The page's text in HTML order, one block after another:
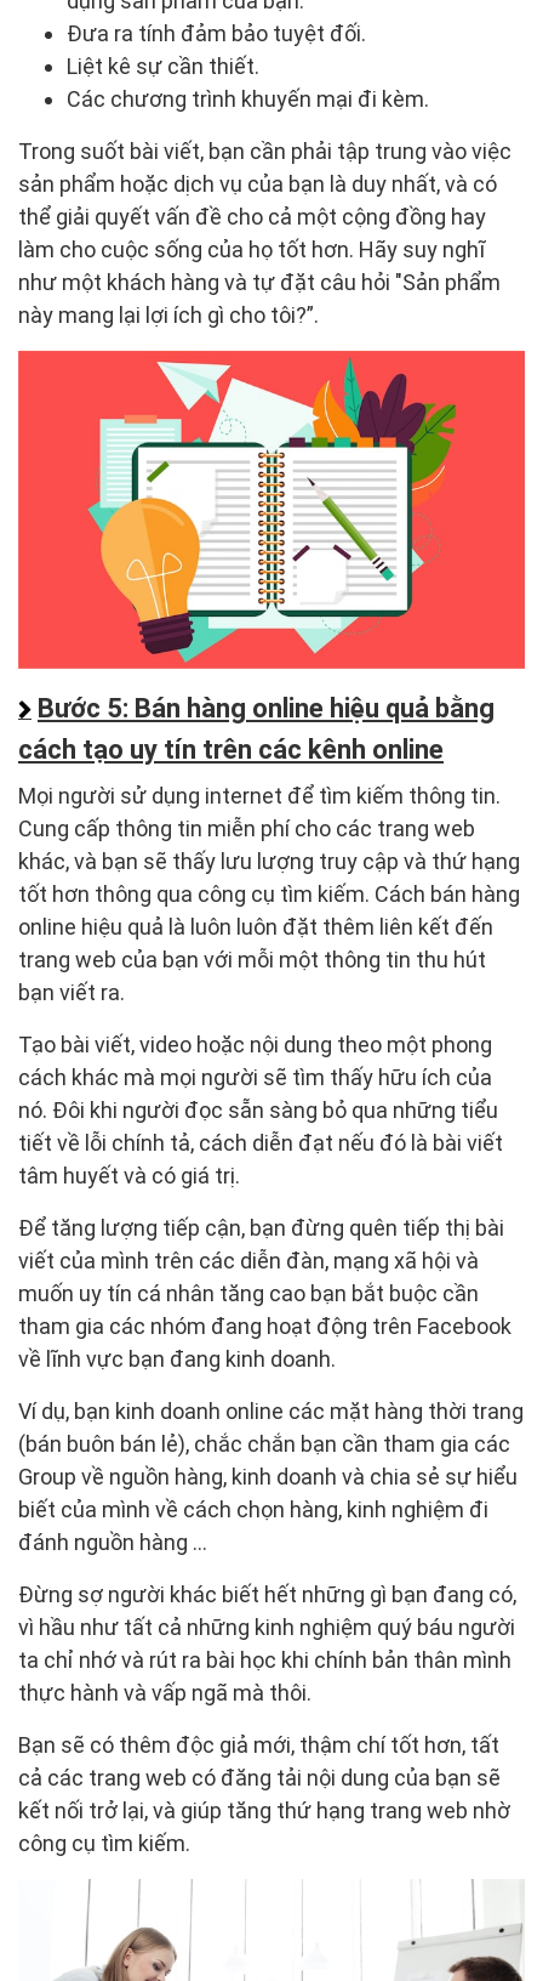
Đưa ra tính đảm bảo tuyệt đối.
Liệt kê sự cần thiết.
Các chương trình khuyến mại đi kèm.
Trong suốt bài viết, bạn cần phải tập trung vào việc
sản phẩm hoặc dịch vụ của bạn là duy nhất, và có
thể giải quyết vấn đề cho cả một cộng đồng hay
làm cho cuộc sống của họ tốt hơn. Hãy suy nghĩ
như một khách hàng và tự đặt câu hỏi "Sản phẩm
này mang lại lợi ích gì cho tôi?”.
Bước 5: Bán hàng online hiệu quả bằng
cách tạo uy tín trên các kênh online
Mọi người sử dụng internet để tìm kiếm thông tin.
Cung cấp thông tin miễn phí cho các trang web
khác, và bạn sẽ thấy lưu lượng truy cập và thứ hạng
tốt hơn thông qua công cụ tìm kiếm. Cách bán hàng
online hiệu quả là luôn luôn đặt thêm liên kết đến
trang web của bạn với mỗi một thông tin thu hút
bạn viết ra.
Tạo bài viết, video hoặc nội dung theo một phong
cách khác mà mọi người sẽ tìm thấy hữu ích của
nó. Đôi khi người đọc sẵn sàng bỏ qua những tiểu
tiết về lỗi chính tả, cách diễn đạt nếu đó là bài viết
tâm huyết và có giá trị.
Để tăng lượng tiếp cận, bạn đừng quên tiếp thị bài
viết của mình trên các diễn đàn, mạng xã hội và
muốn uy tín cá nhân tăng cao bạn bắt buộc cần
tham gia các nhóm đang hoạt động trên Facebook
về lĩnh vực bạn đang kinh doanh.
Ví dụ, bạn kinh doanh online các mặt hàng thời trang
(bán buôn bán lẻ), chắc chắn bạn cần tham gia các
Group về nguồn hàng, kinh doanh và chia sẻ sự hiểu
biết của mình về cách chọn hàng, kinh nghiệm đi
đánh nguồn hàng ...
Đừng sợ người khác biết hết những gì bạn đang có,
vì hầu như tất cả những kinh nghiệm quý báu người
ta chỉ nhớ và rút ra bài học khi chính bản thân mình
thực hành và vấp ngã mà thôi.
Bạn sẽ có thêm độc giả mới, thậm chí tốt hơn, tất
cả các trang web có đăng tải nội dung của bạn sẽ
kết nối trở lại, và giúp tăng thứ hạng trang web nhờ
công cụ tìm kiếm.